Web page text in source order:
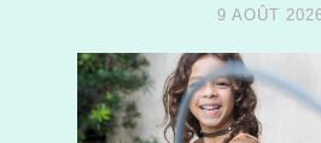
9 AOÛT